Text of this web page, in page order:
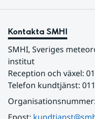
Kontakta SMHI
SMHI, Sveriges
institut
Reception och växel:
Telefon kundtjänst: